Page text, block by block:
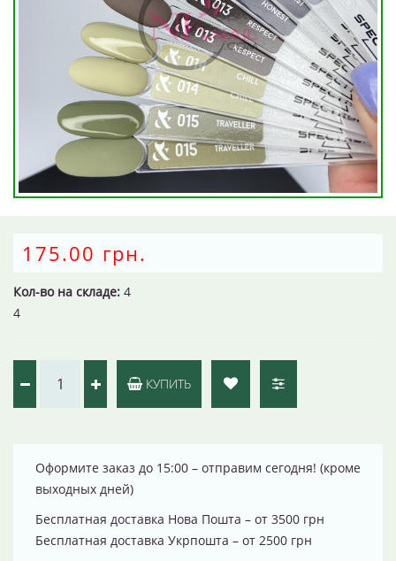
175.00 грн.
Кол-во на складе: 4
4
КУПИТЬ
Оформите заказ до 15:00 – отправим сегодня! (кроме
выходных дней)
Бесплатная доставка Нова Пошта – от 3500 грн
Бесплатная доставка Укрпошта – от 2500 грн